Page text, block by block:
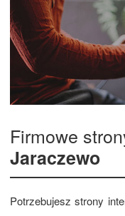
Firmowe
Jaraczewo
Potrzebujesz strony